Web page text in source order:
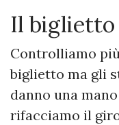
Il biglietto
Controlliamo
biglietto ma gli
danno una
rifacciamo il